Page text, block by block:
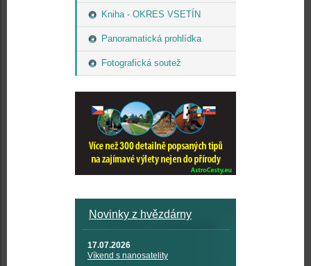
Kniha - OKRES VSETÍN
Panoramatická prohlídka
Fotografická soutež
Novinky z hvězdárny
17.07.2026
Víkend s nanosatelity